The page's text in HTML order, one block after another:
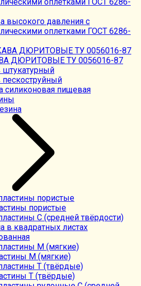
высокого давления с
оплетками ГОСТ 6286-
ДЮРИТОВЫЕ ТУ 0056016-87
штукатурный
пескоструйный
силиконовая пищевая
пористые
в квадратных листах
М (мягкие)
Т (твёрдые)